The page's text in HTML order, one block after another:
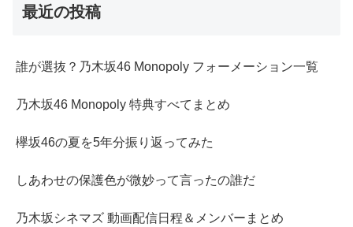
最近の投稿
誰が選抜？乃木坂46 Monopoly フォーメーション一覧
乃木坂46 Monopoly 特典すべてまとめ
欅坂46の夏を5年分振り返ってみた
しあわせの保護色が微妙って言ったの誰だ
乃木坂シネマズ 動画配信日程＆メンバーまとめ